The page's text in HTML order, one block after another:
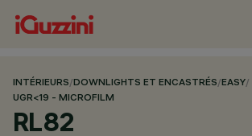
INTÉRIEURS/DOWNLIGHTS ET ENCASTRÉS/EASY/
UGR<19 - MICROFILM
RL82